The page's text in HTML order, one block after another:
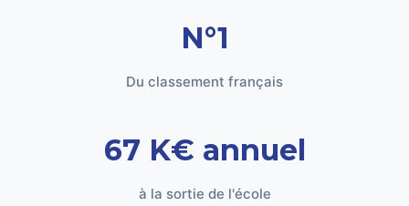
N°1
Du classement français
67 K€ annuel
à la sortie de l'école